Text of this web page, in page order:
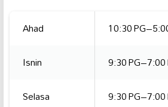
Ahad
10:30
Isnin
9:30 PG–7:00
Selasa
9:30 PG–7:00